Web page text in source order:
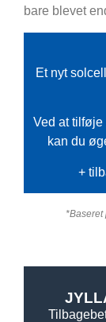
bare blevet
Et nyt
Ved at tilføje
kan du
+
*Baseret